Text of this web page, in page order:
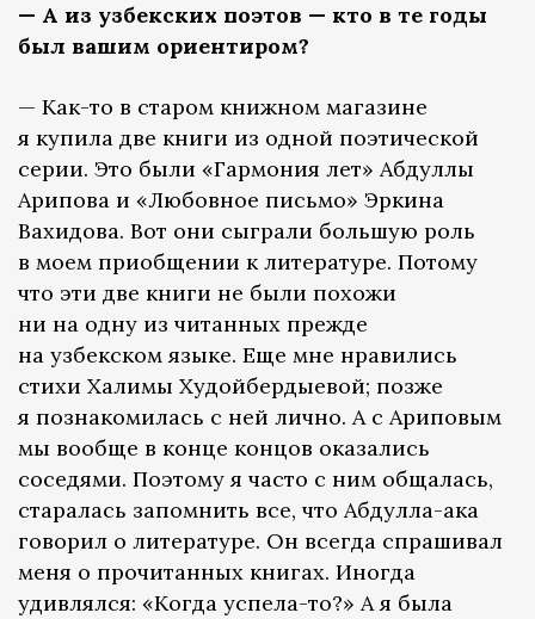
— А из узбекских поэтов — кто в те годы
был вашим ориентиром?
— Как-то в старом книжном магазине
я купила две книги из одной поэтической
серии. Это были «Гармония лет» Абдуллы
Арипова и «Любовное письмо» Эркина
Вахидова. Вот они сыграли большую роль
в моем приобщении к литературе. Потому
что эти две книги не были похожи
ни на одну из читанных прежде
на узбекском языке. Еще мне нравились
стихи Халимы Худойбердыевой; позже
я познакомилась с ней лично. А с Ариповым
мы вообще в конце концов оказались
соседями. Поэтому я часто с ним общалась,
старалась запомнить все, что Абдулла-ака
говорил о литературе. Он всегда спрашивал
меня о прочитанных книгах. Иногда
удивлялся: «Когда успела-то?» А я была